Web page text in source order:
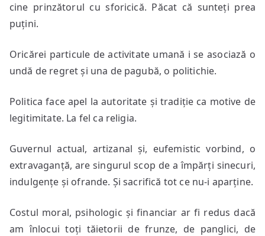
cine prinzătorul cu sforicică. Păcat că sunteți prea
puțini.
Oricărei particule de activitate umană i se asociază o
undă de regret și una de pagubă, o politichie.
Politica face apel la autoritate și tradiție ca motive de
legitimitate. La fel ca religia.
Guvernul actual, artizanal și, eufemistic vorbind, o
extravaganță, are singurul scop de a împărți sinecuri,
indulgențe și ofrande. Și sacrifică tot ce nu-i aparține.
Costul moral, psihologic și financiar ar fi redus dacă
am înlocui toți tăietorii de frunze, de panglici, de